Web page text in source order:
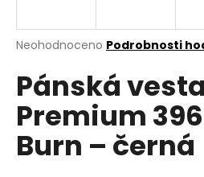
Průměrné
produktu
je
0,0
5
hvězdiček.
Neohodnoceno Podrobnosti
Pánská
Premium
Burn – černá
j
t
?